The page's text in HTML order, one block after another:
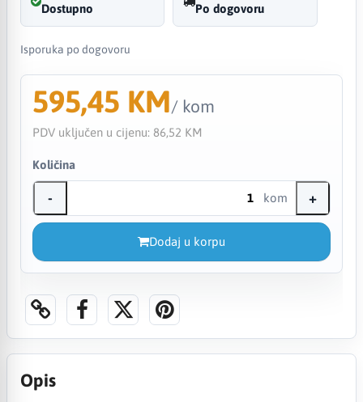
Dostupno Po dogovoru
Isporuka po dogovoru
595,45 KM/ kom
PDV uključen u cijenu: 86,52 KM
Količina
- kom +
Dodaj u korpu
Opis